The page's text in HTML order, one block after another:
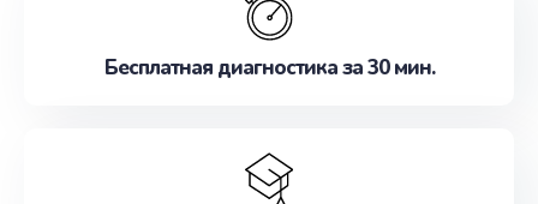
Бесплатная диагностика за 30 мин.